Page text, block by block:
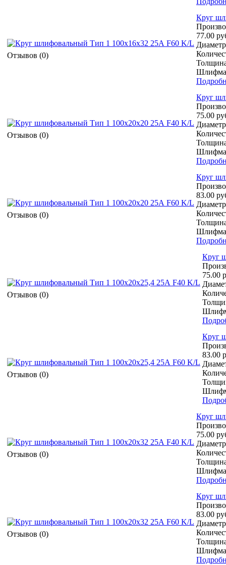
Отзывов (0)
Круг
77.00
Отзывов (0)
Круг
75.00
Отзывов (0)
Круг
83.00
Отзывов (0)
Круг
75.00
Отзывов (0)
Круг
83.00
Отзывов (0)
Круг
75.00
Отзывов (0)
Круг
83.00